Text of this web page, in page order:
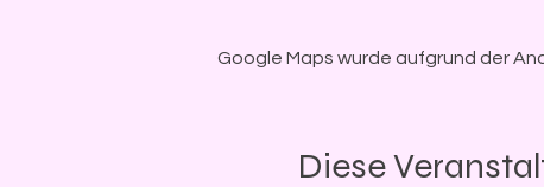
Google Maps wurde aufgrund der
Diese